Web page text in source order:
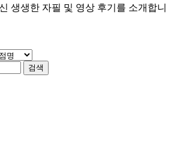
생생한 자필 및 영상 후기를 소개합니
검색